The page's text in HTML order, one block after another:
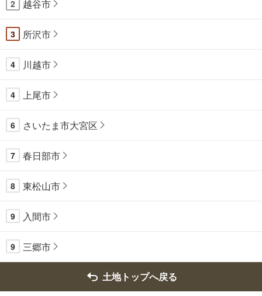
2 越谷市
3 所沢市
4 川越市
4 上尾市
6 さいたま市大宮区
7 春日部市
8 東松山市
9 入間市
9 三郷市
土地トップへ戻る